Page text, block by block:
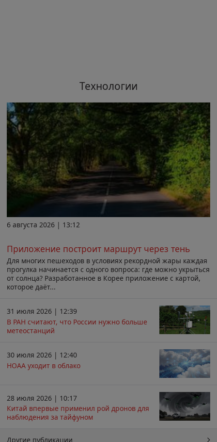
Технологии
6 августа 2026 | 13:12
Приложение построит маршрут через тень
Для многих пешеходов в условиях рекордной жары каждая
прогулка начинается с одного вопроса: где можно укрыться
от солнца? Разработанное в Корее приложение с картой,
которое даёт...
31 июля 2026 | 12:39
В РАН считают, что России нужно больше
метеостанций
30 июля 2026 | 12:40
НОАА уходит в облако
28 июля 2026 | 10:17
Китай впервые применил рой дронов для
наблюдения за тайфуном
Другие публикации